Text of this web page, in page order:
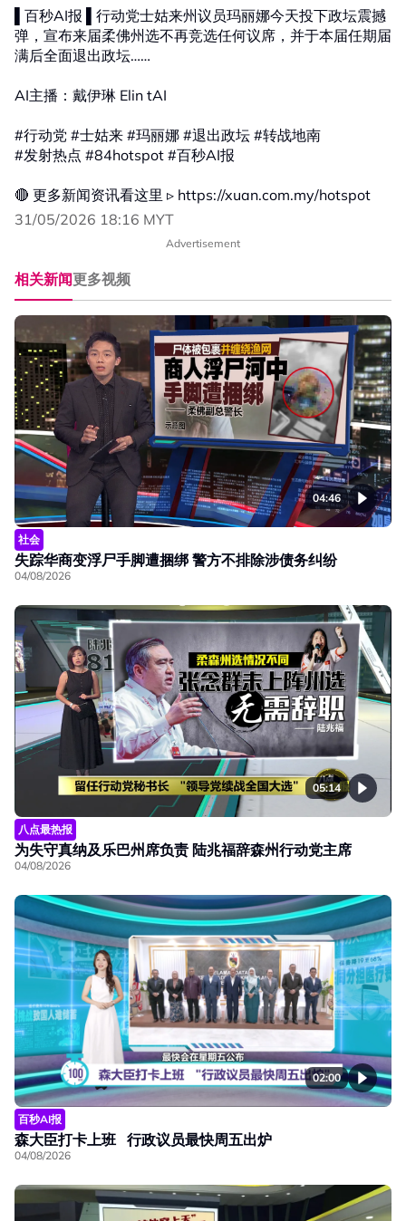
▌百秒AI报 ▌行动党士姑来州议员玛丽娜今天投下政坛震撼
弹，宣布来届柔佛州选不再竞选任何议席，并于本届任期届
满后全面退出政坛……
AI主播：戴伊琳 Elin tAI
#行动党 #士姑来 #玛丽娜 #退出政坛 #转战地南
#发射热点 #84hotspot #百秒AI报
🔴 更多新闻资讯看这里 ▹ https://xuan.com.my/hotspot
31/05/2026 18:16 MYT
Advertisement
相关新闻更多视频
04:46
社会
失踪华商变浮尸手脚遭捆绑 警方不排除涉债务纠纷
04/08/2026
05:14
八点最热报
为失守真纳及乐巴州席负责 陆兆福辞森州行动党主席
04/08/2026
02:00
百秒AI报
森大臣打卡上班 行政议员最快周五出炉
04/08/2026